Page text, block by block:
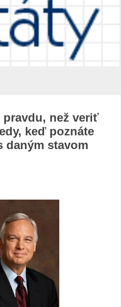
než veriť
keď poznáte
daným stavom